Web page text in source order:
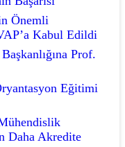
Önemli
Kabul Edildi
Prof.
Eğitimi
Daha Akredite